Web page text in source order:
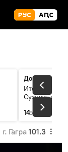
РУС АԤС
Итоги
Сухуме:
14:49
г. Гагра 101.3